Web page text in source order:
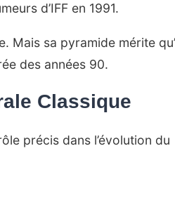
d’IFF en 1991.
Mais sa pyramide mérite
des années 90.
Classique
précis dans l’évolution du